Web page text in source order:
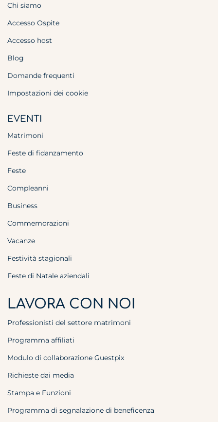
Chi siamo
Accesso Ospite
Accesso host
Blog
Domande frequenti
Impostazioni dei cookie
EVENTI
Matrimoni
Feste di fidanzamento
Feste
Compleanni
Business
Commemorazioni
Vacanze
Festività stagionali
Feste di Natale aziendali
LAVORA CON NOI
Professionisti del settore matrimoni
Programma affiliati
Modulo di collaborazione Guestpix
Richieste dai media
Stampa e Funzioni
Programma di segnalazione di beneficenza